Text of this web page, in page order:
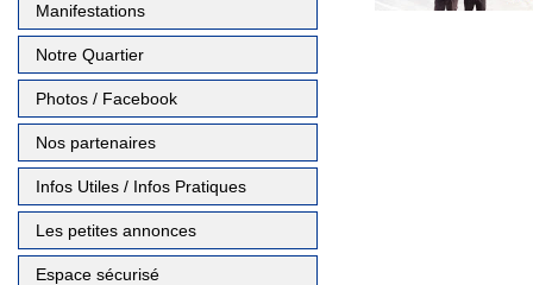
Manifestations
Notre Quartier
Photos / Facebook
Nos partenaires
Infos Utiles / Infos Pratiques
Les petites annonces
Espace sécurisé